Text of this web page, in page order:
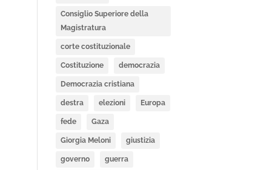
Consiglio Superiore della
Magistratura
corte costituzionale
Costituzione democrazia
Democrazia cristiana
destra elezioni Europa
fede Gaza
Giorgia Meloni giustizia
governo guerra